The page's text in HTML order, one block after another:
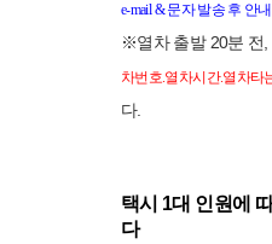
e-mail& 문자 발송 후 안
※열차 출발 20분 전
차번호.열차시간.열차타
다.
택시 1대 인원에
다